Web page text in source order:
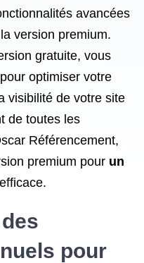
avancées
version premium.
gratuite, vous
optimiser votre
visibilité de votre site
de toutes les
Référencement,
premium pour un
pour